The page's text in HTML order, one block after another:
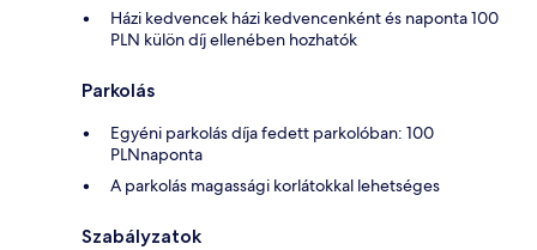
Házi kedvencek házi kedvencenként és naponta 100
PLN külön díj ellenében hozhatók
Parkolás
Egyéni parkolás díja fedett parkolóban: 100
PLNnaponta
A parkolás magassági korlátokkal lehetséges
Szabályzatok